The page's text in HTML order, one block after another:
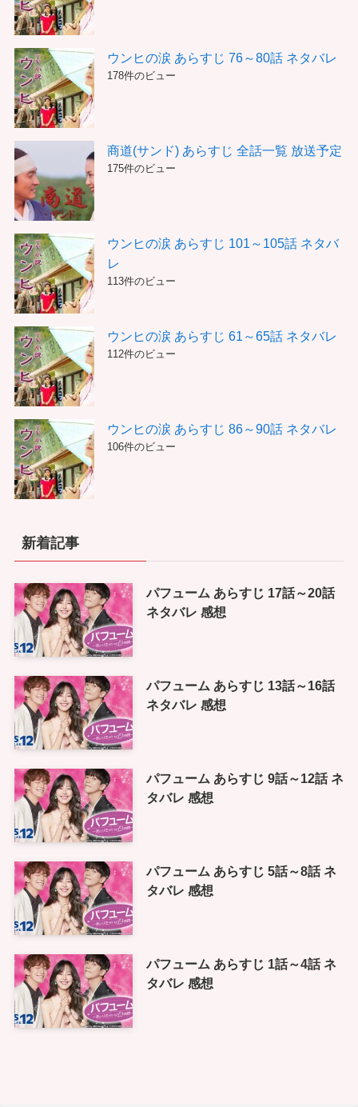
ウンヒの涙 あらすじ 76～80話 ネタバレ
178件のビュー
商道(サンド) あらすじ 全話一覧 放送予定
175件のビュー
ウンヒの涙 あらすじ 101～105話 ネタバ
レ
113件のビュー
ウンヒの涙 あらすじ 61～65話 ネタバレ
112件のビュー
ウンヒの涙 あらすじ 86～90話 ネタバレ
106件のビュー
新着記事
パフューム あらすじ 17話～20話
ネタバレ 感想
パフューム あらすじ 13話～16話
ネタバレ 感想
パフューム あらすじ 9話～12話 ネ
タバレ 感想
パフューム あらすじ 5話～8話 ネ
タバレ 感想
パフューム あらすじ 1話～4話 ネ
タバレ 感想